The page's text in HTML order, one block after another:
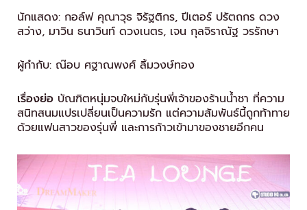
นักแสดง: กอล์ฟ คุณาวุธ จิรัฐติกร, ปีเตอร์ ปรัตถกร ดวง
สว่าง, มาวิน ธนาวินท์ ดวงเนตร, เจน กุลจิราณัฐ วรรักษา
ผู้กำกับ: ณ๊อบ ศฐาณพงศ์ ลิ้มวงษ์ทอง
เรื่องย่อ บัณฑิตหนุ่มจบใหม่กับรุ่นพี่เจ้าของร้านน้ำชา ที่ความ
สนิทสนมแปรเปลี่ยนเป็นความรัก แต่ความสัมพันธ์นี้ถูกท้าทาย
ด้วยแฟนสาวของรุ่นพี่ และการก้าวเข้ามาของชายอีกคน